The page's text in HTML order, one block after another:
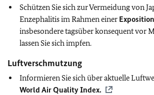
Schützen Sie sich zur Vermeidung von
Enzephalitis im Rahmen einer
insbesondere tagsüber konsequent vor
lassen Sie sich impfen.
Luftverschmutzung
Informieren Sie sich über aktuelle
World Air Quality Index.